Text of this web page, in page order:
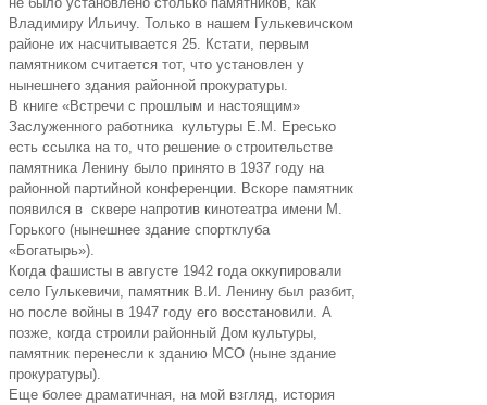
Владимиру Ильичу. Только в нашем Гулькевичском
районе их насчитывается 25. Кстати, первым
памятником считается тот, что установлен у
нынешнего здания районной прокуратуры.
В книге «Встречи с прошлым и настоящим»
Заслуженного работника культуры Е.М. Ересько
есть ссылка на то, что решение о строительстве
памятника Ленину было принято в 1937 году на
районной партийной конференции. Вскоре памятник
появился в сквере напротив кинотеатра имени М.
Горького (нынешнее здание спортклуба
«Богатырь»).
Когда фашисты в августе 1942 года оккупировали
село Гулькевичи, памятник В.И. Ленину был разбит,
но после войны в 1947 году его восстановили. А
позже, когда строили районный Дом культуры,
памятник перенесли к зданию МСО (ныне здание
прокуратуры).
Еще более драматичная, на мой взгляд, история